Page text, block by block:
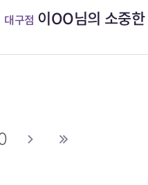
대구점 이OO님의 소중